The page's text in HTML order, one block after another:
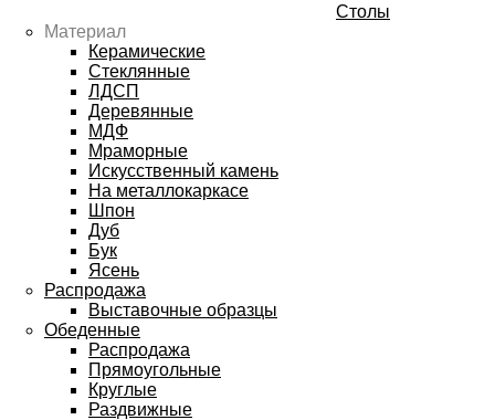
Столы
Материал
Керамические
Стеклянные
ЛДСП
Деревянные
МДФ
Мраморные
Искусственный камень
На металлокаркасе
Шпон
Дуб
Бук
Ясень
Распродажа
Выставочные образцы
Обеденные
Распродажа
Прямоугольные
Круглые
Раздвижные